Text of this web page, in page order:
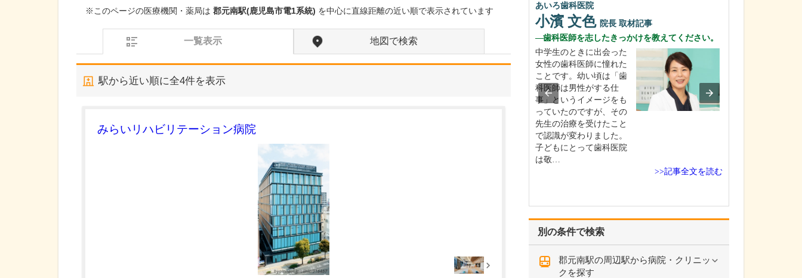
※このページの医療機関・薬局は 郡元南駅(鹿児島市電1系統) を中心に直線距離の近い順で表示されています
一覧表示 地図で検索
駅から近い順に全4件を表示
みらいリハビリテーション病院
別の条件で検索
郡元南駅の周辺駅から病院・クリニッ
クを探す
あいろ歯科医院
小濱 文色 院長 取材記事
歯科医師を志したきっかけを教えてください。
中学生のときに出会った
女性の歯科医師に憧れた
ことです。幼い頃は「歯
科医師は男性がする仕
事」というイメージをも
っていたのですが、その
先生の治療を受けたこと
で認識が変わりました。
子どもにとって歯科医院
は敬…
>>記事全文を読む
五十川内科医院
日々の診療で心がけていることはありますか?
一人ひとりの患者さんに
真摯に向き合い、ていね